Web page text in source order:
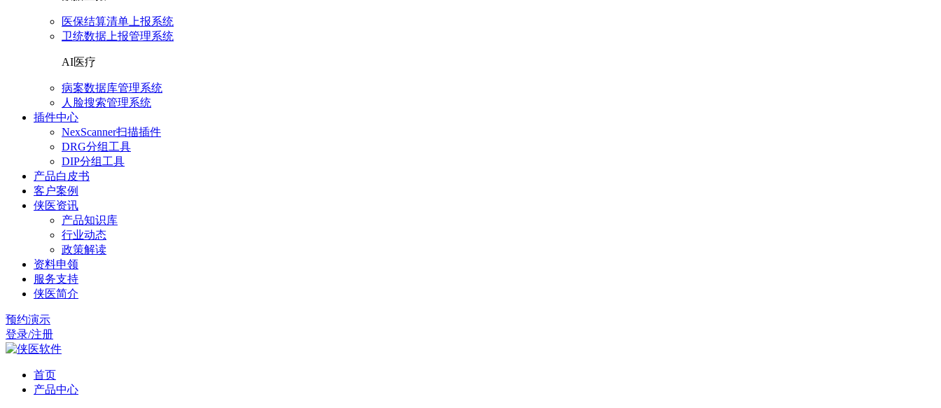
医保结算清单上报系统
卫统数据上报管理系统
AI医疗
病案数据库管理系统
人脸搜索管理系统
插件中心
NexScanner扫描插件
DRG分组工具
DIP分组工具
产品白皮书
客户案例
侠医资讯
产品知识库
行业动态
政策解读
资料申领
服务支持
侠医简介
预约演示
登录/注册
首页
产品中心